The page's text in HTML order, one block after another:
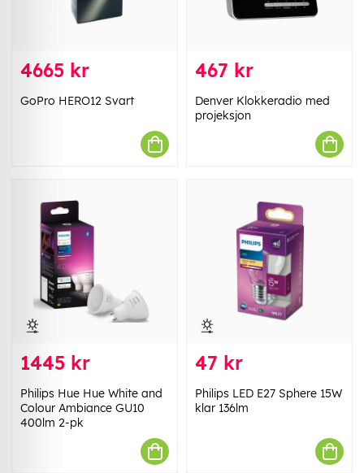
4665 kr
GoPro HERO12 Svart
467 kr
Denver Klokkeradio med
projeksjon
1445 kr
Philips Hue Hue White and
Colour Ambiance GU10
400lm 2-pk
47 kr
Philips LED E27 Sphere 15W
klar 136lm